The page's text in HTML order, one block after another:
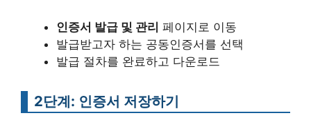
인증서 발급 및 관리 페이지로 이동
발급받고자 하는 공동인증서를 선택
발급 절차를 완료하고 다운로드
2단계: 인증서 저장하기